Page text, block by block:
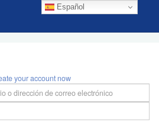
Español
your account now